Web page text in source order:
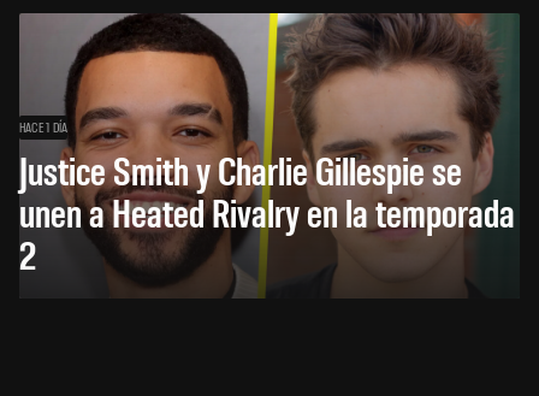
HACE 1 DÍA
Justice Smith y Charlie Gillespie se
unen a Heated Rivalry en la temporada
2